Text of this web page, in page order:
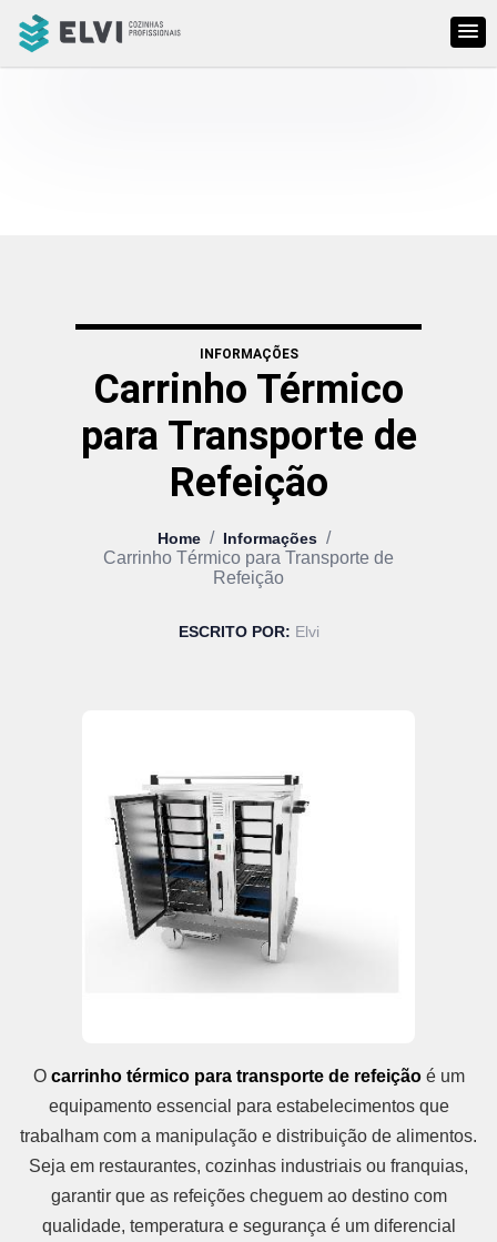
INFORMAÇÕES
Carrinho Térmico
para Transporte de
Refeição
Home / Informações /
Carrinho Térmico para Transporte de
Refeição
ESCRITO POR: Elvi
O carrinho térmico para transporte de refeiçãoé um
equipamento essencial para estabelecimentos que
trabalham com a manipulação e distribuição de alimentos.
Seja em restaurantes, cozinhas industriais ou franquias,
garantir que as refeições cheguem ao destino com
qualidade, temperatura e segurança é um diferencial